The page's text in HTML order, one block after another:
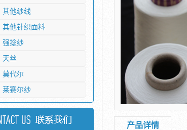
其他纱线
其他针织面料
强捻纱
天丝
莫代尔
莱赛尔纱
产品详情